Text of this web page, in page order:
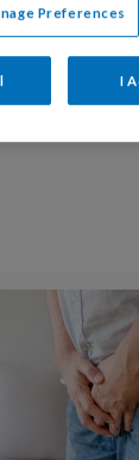
artikel
Preferences
I